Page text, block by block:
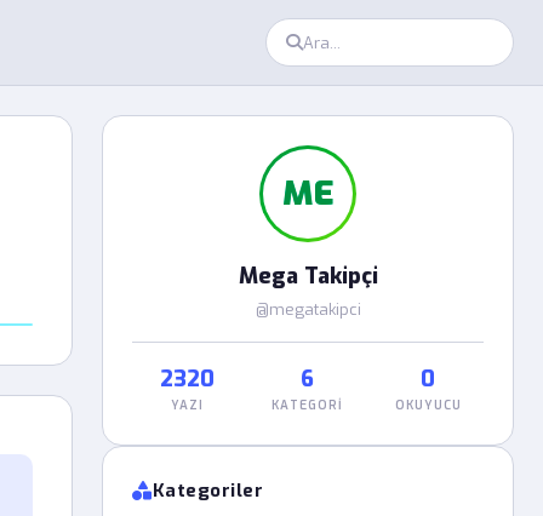
ME
Mega Takipçi
@megatakipci
2320
YAZI
6
KATEGORI
0
OKUYUCU
Kategoriler